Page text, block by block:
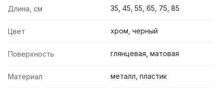
Длина, см 35, 45, 55, 65, 75, 85
Цвет хром, черный
Поверхность глянцевая, матовая
Материал металл, пластик